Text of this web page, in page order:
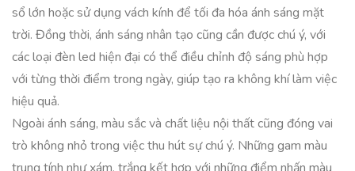
sổ lớn hoặc sử dụng vách kính để tối đa hóa ánh sáng mặt
trời. Đồng thời, ánh sáng nhân tạo cũng cần được chú ý, với
các loại đèn led hiện đại có thể điều chỉnh độ sáng phù hợp
với từng thời điểm trong ngày, giúp tạo ra không khí làm việc
hiệu quả.
Ngoài ánh sáng, màu sắc và chất liệu nội thất cũng đóng vai
trò không nhỏ trong việc thu hút sự chú ý. Những gam màu